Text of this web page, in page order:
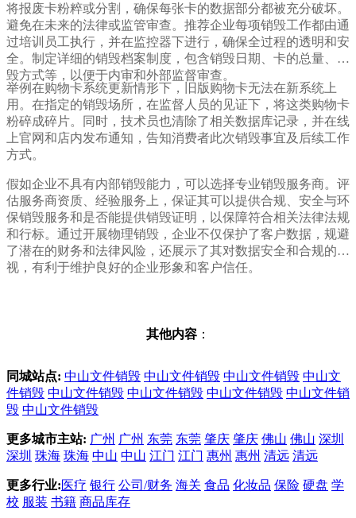
将报废卡粉粹或分割，确保每张卡的数据部分都被充分破坏。
避免在未来的法律或监管审查。推荐企业每项销毁工作都由通
过培训员工执行，并在监控器下进行，确保全过程的透明和安
全。制定详细的销毁档案制度，包含销毁日期、卡的总量、销
毁方式等，以便于内审和外部监督审查。
举例在购物卡系统更新情形下，旧版购物卡无法在新系统上
用。在指定的销毁场所，在监督人员的见证下，将这类购物卡
粉碎成碎片。同时，技术员也清除了相关数据库记录，并在线
上官网和店内发布通知，告知消费者此次销毁事宜及后续工作
方式。
假如企业不具有内部销毁能力，可以选择专业销毁服务商。评
估服务商资质、经验服务上，保证其可以提供合规、安全与环
保销毁服务和是否能提供销毁证明，以保障符合相关法律法规
和行标。通过开展物理销毁，企业不仅保护了客户数据，规避
了潜在的财务和法律风险，还展示了其对数据安全和合规的重
视，有利于维护良好的企业形象和客户信任。
其他内容 ：
同城站点: 中山文件销毁 中山文件销毁 中山文件销毁 中山文
件销毁 中山文件销毁 中山文件销毁 中山文件销毁 中山文件销
毁 中山文件销毁
更多城市主站: 广州 广州 东莞 东莞 肇庆 肇庆 佛山 佛山 深圳
深圳 珠海 珠海 中山 中山 江门 江门 惠州 惠州 清远 清远
更多行业:医疗 银行 公司/财务 海关 食品 化妆品 保险 硬盘 学
校 服装 书籍 商品库存